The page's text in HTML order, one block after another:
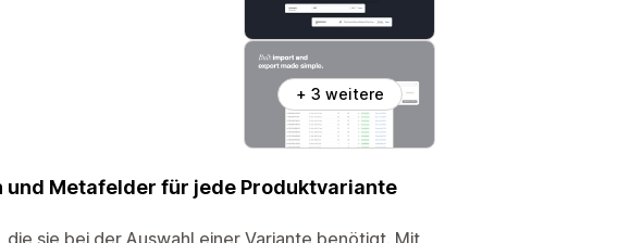
+ 3 weitere
Metafelder für jede Produktvariante
sie bei der Auswahl einer Variante benötigt. Mit